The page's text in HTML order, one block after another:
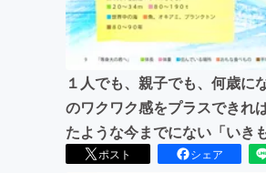
１人でも、親子でも、何歳に
のワクワク感をプラスできれ
たような今までにない「いき
ポスト シェア